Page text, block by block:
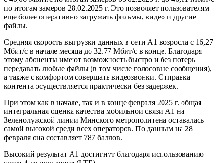
по итогам замеров 28.02.2025 г. Это позволяет пользователям
еще более оперативно загружать фильмы, видео и другие
файлы.
Средняя скорость выгрузки данных в сети А1 возросла с 16,27
Мбит/с в начале месяца до 32,77 Мбит/с в конце. Благодаря
этому абоненты имеют возможность быстро и без потерь
передавать любые файлы (в том числе голосовые сообщения),
а также с комфортом совершать видеозвонки. Отправка
контента осуществляется практически без задержек.
При этом как в начале, так и в конце февраля 2025 г. общая
интегральная оценка качества мобильной связи А1 на
Зеленолужской линии Минского метрополитена оставалась
самой высокой среди всех операторов. По данным на 28
февраля она составляет 787 баллов.
Высокий результат А1 достигнут благодаря использованию